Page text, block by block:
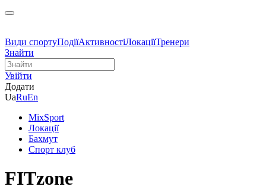
Види спортуПодіїАктивностіЛокаціїТренери
Знайти
Увійти
Додати
UaRuEn
MixSport
Локації
Бахмут
Спорт клуб
FITzone